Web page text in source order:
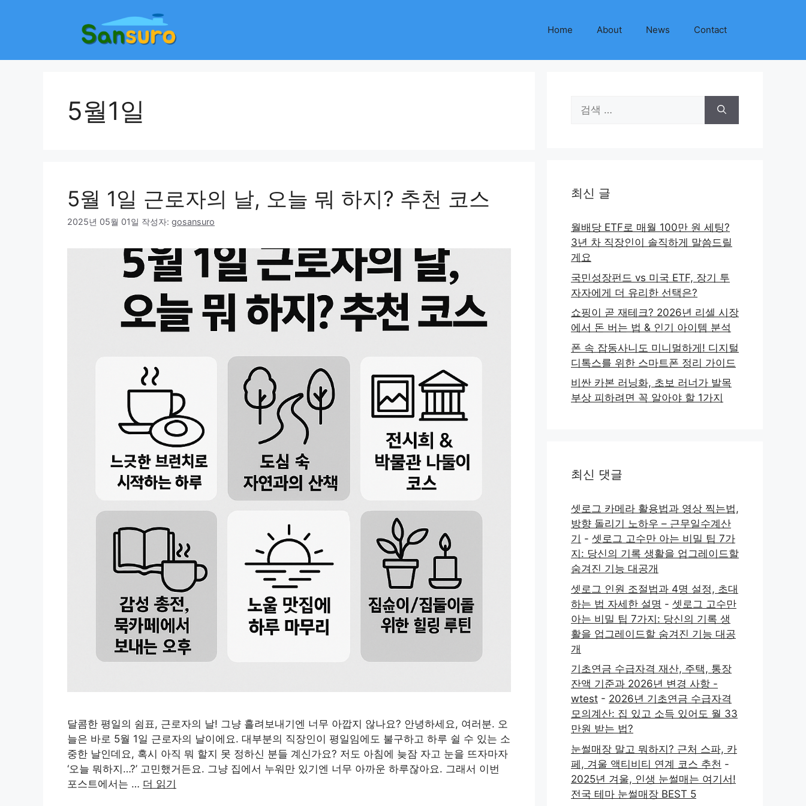
Home About News Contact
5월1일
5월 1일 근로자의 날, 오늘 뭐 하지? 추천 코스
2025년 05월 01일 작성자: gosansuro
달콤한 평일의 쉼표, 근로자의 날! 그냥 흘려보내기엔 너무 아깝지 않나요? 안녕하세요, 여러분. 오
늘은 바로 5월 1일 근로자의 날이에요. 대부분의 직장인이 평일임에도 불구하고 하루 쉴 수 있는 소
중한 날인데요, 혹시 아직 뭐 할지 못 정하신 분들 계신가요? 저도 아침에 늦잠 자고 눈을 뜨자마자
‘오늘 뭐하지…?’ 고민했거든요. 그냥 집에서 누워만 있기엔 너무 아까운 하루잖아요. 그래서 이번
포스트에서는 … 더 읽기
색:
최신 글
월배당 ETF로 매월 100만 원 세팅?
3년 차 직장인이 솔직하게 말씀드릴
게요
국민성장펀드 vs 미국 ETF, 장기 투
자자에게 더 유리한 선택은?
쇼핑이 곧 재테크? 2026년 리셀 시장
에서 돈 버는 법 & 인기 아이템 분석
폰 속 잡동사니도 미니멀하게! 디지털
디톡스를 위한 스마트폰 정리 가이드
비싼 카본 러닝화, 초보 러너가 발목
부상 피하려면 꼭 알아야 할 1가지
최신 댓글
셋로그 카메라 활용법과 영상 찍는법,
방향 돌리기 노하우 – 근무일수계산
기 - 셋로그 고수만 아는 비밀 팁 7가
지: 당신의 기록 생활을 업그레이드할
숨겨진 기능 대공개
셋로그 인원 조절법과 4명 설정, 초대
하는 법 자세한 설명 - 셋로그 고수만
아는 비밀 팁 7가지: 당신의 기록 생
활을 업그레이드할 숨겨진 기능 대공
개
기초연금 수급자격 재산, 주택, 통장
잔액 기준과 2026년 변경 사항 -
wtest - 2026년 기초연금 수급자격
모의계산: 집 있고 소득 있어도 월 33
만원 받는 법?
눈썰매장 말고 뭐하지? 근처 스파, 카
페, 겨울 액티비티 연계 코스 추천 -
2025년 겨울, 인생 눈썰매는 여기서!
전국 테마 눈썰매장 BEST 5